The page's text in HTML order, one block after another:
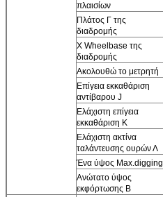
πλαισίων
Πλάτος Γ της
διαδρομής
Χ Wheelbase της
διαδρομής
Ακολουθώ το μετρητή
Επίγεια εκκαθάριση
αντίβαρου J
Ελάχιστη επίγεια
εκκαθάριση Κ
Ελάχιστη ακτίνα
ταλάντευσης ουρών Λ
Ένα ύψος Max.digging
Ανώτατο ύψος
εκφόρτωσης Β